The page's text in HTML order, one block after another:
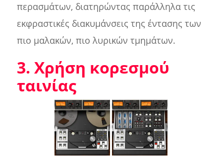
περασμάτων, διατηρώντας παράλληλα τις
εκφραστικές διακυμάνσεις της έντασης των
πιο μαλακών, πιο λυρικών τμημάτων.
3. Χρήση κορεσμού
ταινίας